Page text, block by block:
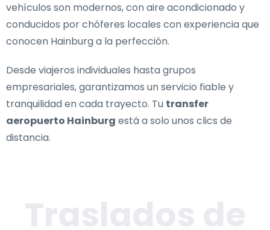
vehículos son modernos, con aire acondicionado y
conducidos por chóferes locales con experiencia que
conocen Hainburg a la perfección.
Desde viajeros individuales hasta grupos
empresariales, garantizamos un servicio fiable y
tranquilidad en cada trayecto. Tu transfer
aeropuerto Hainburg está a solo unos clics de
distancia.